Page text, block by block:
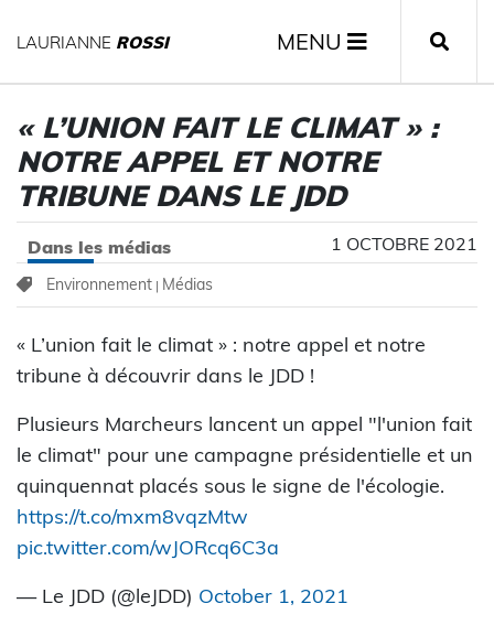
LAURIANNE ROSSI MENU
« L’UNION FAIT LE CLIMAT » :
NOTRE APPEL ET NOTRE
TRIBUNE DANS LE JDD
Dans les médias 1 OCTOBRE 2021
Environnement | Médias
« L’union fait le climat » : notre appel et notre
tribune à découvrir dans le JDD !
Plusieurs Marcheurs lancent un appel "l'union fait
le climat" pour une campagne présidentielle et un
quinquennat placés sous le signe de l'écologie.
https://t.co/mxm8vqzMtw
pic.twitter.com/wJORcq6C3a
— Le JDD (@leJDD) October 1, 2021